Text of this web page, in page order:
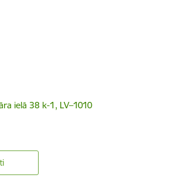
ielā 38 k-1, LV–1010